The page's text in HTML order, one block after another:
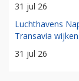
31 jul 26
Luchthavens
Transavia
31 jul 26